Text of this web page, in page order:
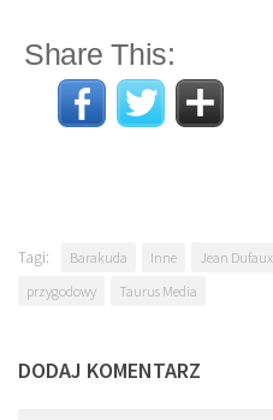
Share This:
Tagi: Barakuda Inne Jean Dufaux
przygodowy
Taurus Media
DODAJ KOMENTARZ